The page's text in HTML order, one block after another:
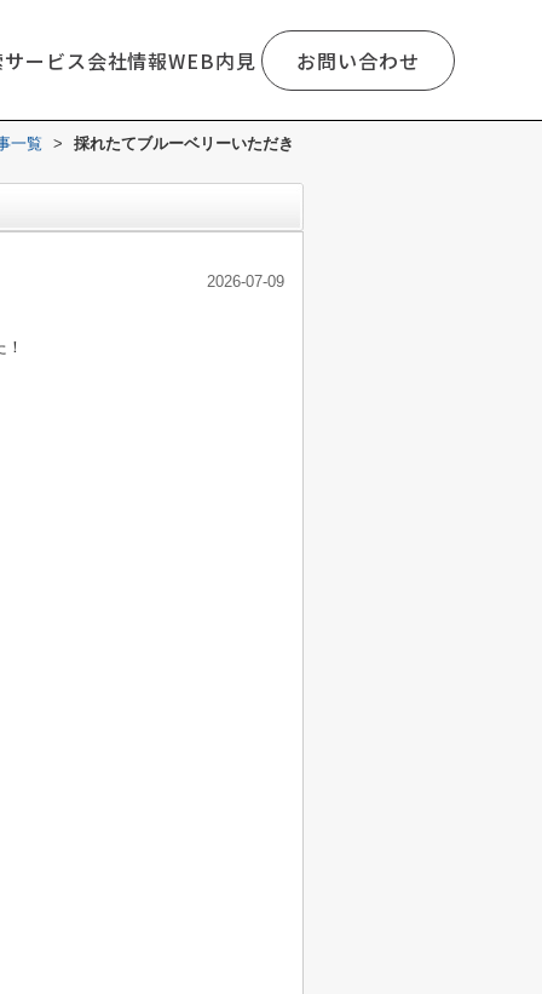
サービス会社情報WEB内見 お問い合わせ
一覧 > 採れたてブルーベリーいただき
2026-07-09